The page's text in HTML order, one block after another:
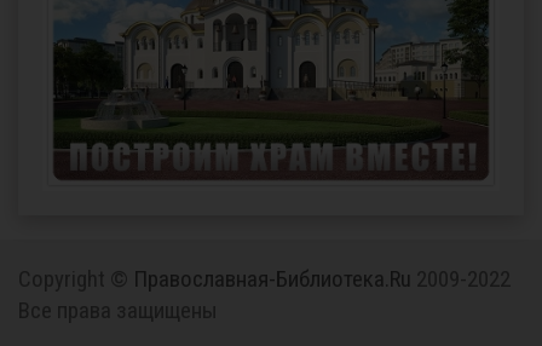
Православная-Библиотека.Ru